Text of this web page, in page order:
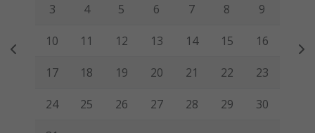
3 4 5 6 7 8 9
10 11 12 13 14 15 16
17 18 19 20 21 22 23
24 25 26 27 28 29 30